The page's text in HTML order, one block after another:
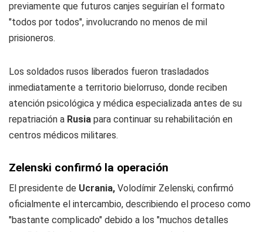
previamente que futuros canjes seguirían el formato
"todos por todos", involucrando no menos de mil
prisioneros.
Los soldados rusos liberados fueron trasladados
inmediatamente a territorio bielorruso, donde reciben
atención psicológica y médica especializada antes de su
repatriación a Rusia para continuar su rehabilitación en
centros médicos militares.
Zelenski confirmó la operación
El presidente de Ucrania, Volodímir Zelenski, confirmó
oficialmente el intercambio, describiendo el proceso como
"bastante complicado" debido a los "muchos detalles